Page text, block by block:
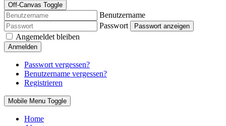
Off-Canvas Toggle
Benutzername
Passwort
Passwort anzeigen
Angemeldet bleiben
Anmelden
Passwort vergessen?
Benutzername vergessen?
Registrieren
Mobile Menu Toggle
Home